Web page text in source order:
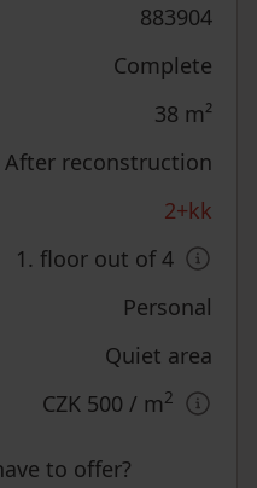
883904
Complete
38 m²
After reconstruction
2+kk
1. floor out of 4
Personal
Quiet area
CZK 500 / m2
to offer?